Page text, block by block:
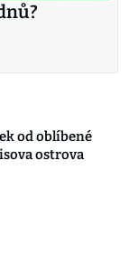
od oblíbené
ostrova